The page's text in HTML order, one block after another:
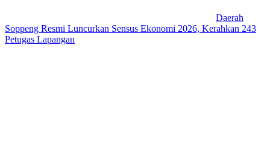
Daerah
Soppeng Resmi Luncurkan Sensus Ekonomi 2026, Kerahkan 243
Petugas Lapangan